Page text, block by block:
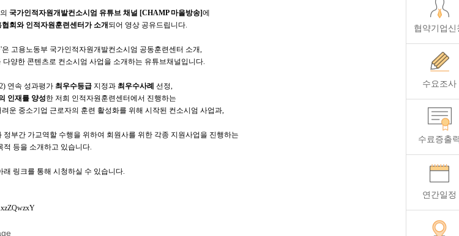
협약기업신
수요조사
수료증출
연간일정
국가인적자원개발컨소시엄 유튜브 채널 [CHAMP 마을방송]에
회와 인적자원훈련센터가 소개 되어 영상 공유드립니다.
고용노동부 국가인적자원개발컨소시엄 공동훈련센터 소개,
다양한 콘텐츠로 컨소시엄 사업을 소개하는 유튜브채널입니다.
연속 성과평가 최우수등급 지정과 최우수사례 선정,
인재를 양성한 저희 인적자원훈련센터에서 진행하는
운 중소기업 근로자의 훈련 활성화를 위해 시작된 컨소시엄 사업과,
정부간 가교역할 수행을 위하여 회원사를 위한 각종 지원사업을 진행하는
적 등을 소개하고 있습니다.
래 링크를 통해 시청하실 수 있습니다.